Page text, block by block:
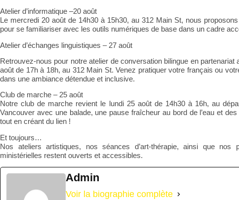
Atelier d’informatique –20 août
Le mercredi 20 août de 14h30 à 15h30, au 312 Main St, nous
pour se familiariser avec les outils numériques de base dans un cadre
Atelier d’échanges linguistiques – 27 août
Retrouvez-nous pour notre atelier de conversation bilingue en partenariat
août de 17h à 18h, au 312 Main St. Venez pratiquer votre français ou
dans une ambiance détendue et inclusive.
Club de marche – 25 août
Notre club de marche revient le lundi 25 août de 14h30 à 16h, au
Vancouver avec une balade, une pause fraîcheur au bord de l’eau et
tout en créant du lien !
Et toujours…
Nos ateliers artistiques, nos séances d’art-thérapie, ainsi que nos
ministérielles restent ouverts et accessibles.
Admin
Voir la biographie complète